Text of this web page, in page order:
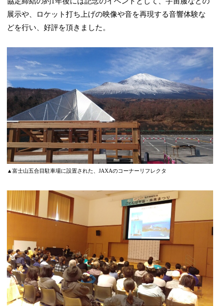
展示や、ロケット打ち上げの映像や音を再現する音響体験な
どを行い、好評を頂きました。
▲富士山五合目駐車場に設置された、JAXAのコーナーリフレクタ